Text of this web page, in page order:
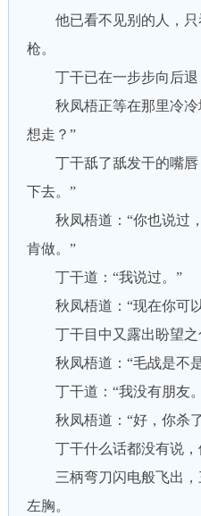
他已看不见别的人，只
枪。
丁干已在一步步向后退
秋凤梧正等在那里冷冷
想走？”
丁干舐了舐发干的嘴唇
下去。”
秋凤梧道：“你也说过，
肯做。”
丁干道：“我说过。”
秋凤梧道：“现在你可以
丁干目中又露出盼望之
秋凤梧道：“毛战是不是
丁干道：“我没有朋友
秋凤梧道：“好，你杀了
丁干什么话都没有说，
三柄弯刀闪电般飞出，
左胸。